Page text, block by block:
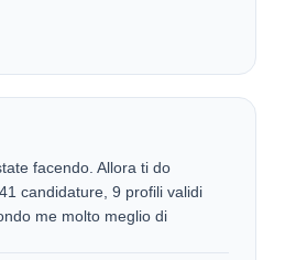
facendo. Allora ti do
candidature, 9 profili validi
me molto meglio di